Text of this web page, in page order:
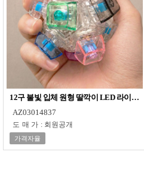
12구 불빛 입체 원형 딸깍이 LED 라이트
AZ03014837
도매가 : 회원공개
가격자율